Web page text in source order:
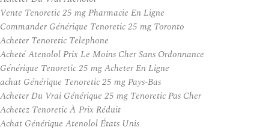
Vente Tenoretic 25 mg Pharmacie En Ligne
Commander Générique Tenoretic 25 mg Toronto
Acheter Tenoretic Telephone
Acheté Atenolol Prix Le Moins Cher Sans Ordonnance
Générique Tenoretic 25 mg Acheter En Ligne
achat Générique Tenoretic 25 mg Pays-Bas
Acheter Du Vrai Générique 25 mg Tenoretic Pas Cher
Achetez Tenoretic À Prix Réduit
Achat Générique Atenolol États Unis